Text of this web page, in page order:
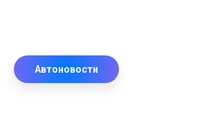
Автоновости